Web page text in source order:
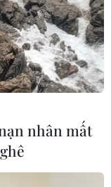
nhân mất